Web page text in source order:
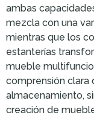
ambas
mezcla con una
mientras que los
estanterías
mueble
comprensión clara
almacenamiento,
creación de